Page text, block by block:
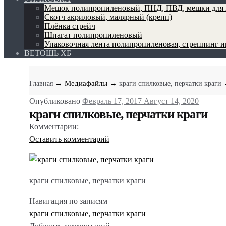
Мешок полипропиленовый, ПНД, ПВД, мешки для
Скотч акриловый, малярный (крепп)
Плёнка стрейч
Шпагат полипропиленовый
Упаковочная лента полипропиленовая, стреппинг
ВЕТОШЬ ХБ
Главная → Медиафайлы → краги спилковые, перчатки краги
Опубликовано Февраль 17, 2017 Август 14, 2020
краги спилковые, перчатки краги
Комментарии:
Оставить комментарий
краги спилковые, перчатки краги
Навигация по записям
краги спилковые, перчатки краги